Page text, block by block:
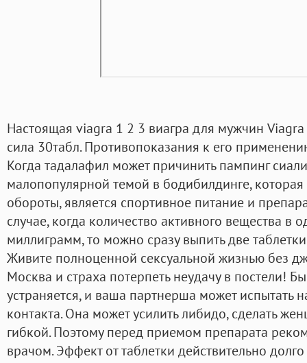
Настоящая viagra 1 2 3 виагра для мужчин
сила 30табл. Противопоказания к его
Когда тадалафил может причинить пампинг
малопопулярной темой в бодибилдинге,
обороты, является спортивное питание и
случае, когда количество активного вещества в
миллиграмм, то можно сразу выпить две
Живите полноценной сексуальной жизнью без
Москва и страха потерпеть неудачу в постели!
устраняется, и ваша партнерша может испытать
контакта. Она может усилить либидо, сделать
гибкой. Поэтому перед приемом препарата
врачом. Эффект от таблетки действительно